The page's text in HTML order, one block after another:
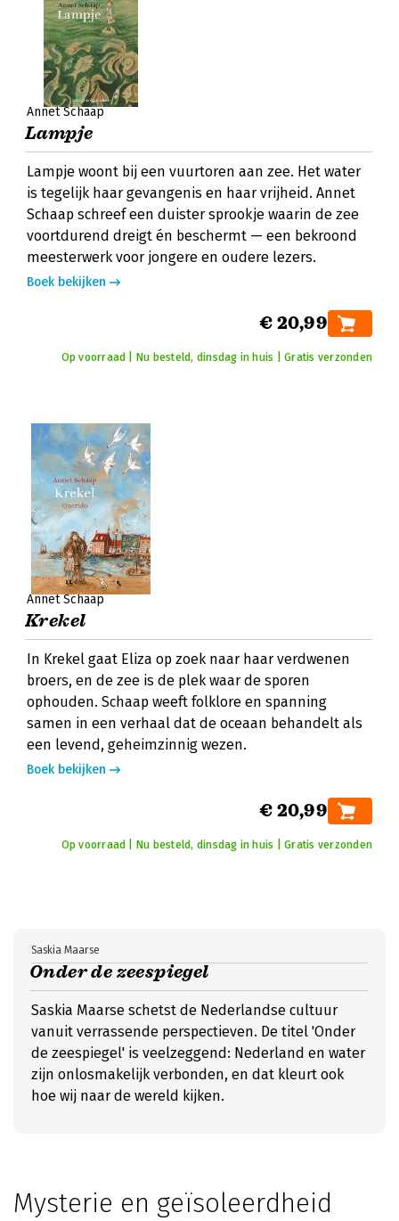
Annet Schaap
Lampje
Lampje woont bij een vuurtoren aan zee. Het water
is tegelijk haar gevangenis en haar vrijheid. Annet
Schaap schreef een duister sprookje waarin de zee
voortdurend dreigt én beschermt — een bekroond
meesterwerk voor jongere en oudere lezers.
Boek bekijken
€ 20,99
Op voorraad | Nu besteld, dinsdag in huis | Gratis verzonden
Annet Schaap
Krekel
In Krekel gaat Eliza op zoek naar haar verdwenen
broers, en de zee is de plek waar de sporen
ophouden. Schaap weeft folklore en spanning
samen in een verhaal dat de oceaan behandelt als
een levend, geheimzinnig wezen.
Boek bekijken
€ 20,99
Op voorraad | Nu besteld, dinsdag in huis | Gratis verzonden
Onder de zeespiegel
Saskia Maarse
Saskia Maarse schetst de Nederlandse cultuur
vanuit verrassende perspectieven. De titel 'Onder
de zeespiegel' is veelzeggend: Nederland en water
zijn onlosmakelijk verbonden, en dat kleurt ook
hoe wij naar de wereld kijken.
Mysterie en geïsoleerdheid